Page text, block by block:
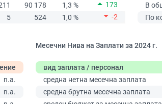
90 178 1,3 %
173
5 524 1,0 % -2
В
По
n.a.
n.a.
Месечни Нива на Заплати за 2024 г.
вид заплата / персонал
средна нетна месечна заплата
средна брутна месечна заплата